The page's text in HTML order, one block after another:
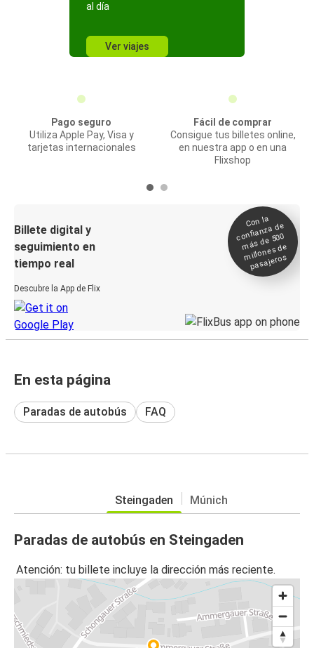
al día
Ver viajes
Pago seguro
Utiliza Apple Pay, Visa y
tarjetas internacionales
Fácil de comprar
Consigue tus billetes online,
en nuestra app o en una
Flixshop
Billete digital y
seguimiento en
tiempo real
Descubre la App de Flix
Con la
confianza de
más de 500
millones de
pasajeros
En esta página
Paradas de autobús FAQ
Steingaden Múnich
Paradas de autobús en Steingaden
Atención: tu billete incluye la dirección más reciente.